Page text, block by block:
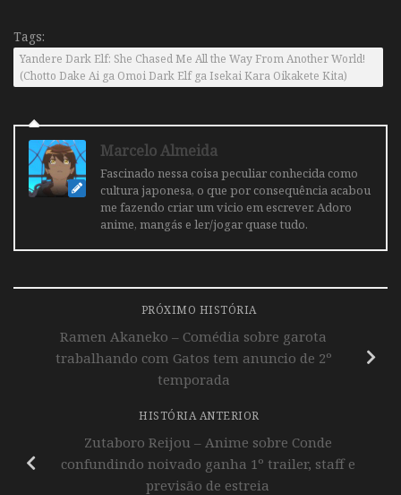
Tags:
Yandere Dark Elf: She Chased Me All the Way From Another World!
(Chotto Dake Ai ga Omoi Dark Elf ga Isekai Kara Oikakete Kita)
Marcelo Almeida
Fascinado nessa coisa peculiar conhecida como
cultura japonesa, o que por consequência acabou
me fazendo criar um vicio em escrever. Adoro
anime, mangás e ler/jogar quase tudo.
PRÓXIMO HISTÓRIA
Ramen Akaneko – Comédia sobre garota
trabalhando com Gatos tem anuncio de 2º
temporada
HISTÓRIA ANTERIOR
Zutaboro Reijou – Anime sobre Conde
confundindo noivado ganha 1º trailer, staff e
previsão de estreia